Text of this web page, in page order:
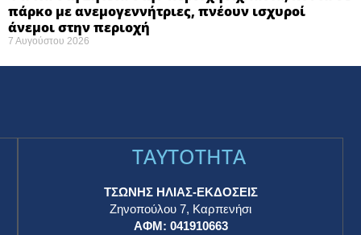
πάρκο με ανεμογεννήτριες, πνέουν ισχυροί
άνεμοι στην περιοχή
7 Αυγούστου 2026
TAYTOTHTA
ΤΣΩΝΗΣ ΗΛΙΑΣ-ΕΚΔΟΣΕΙΣ
Ζηνοπούλου 7, Καρπενήσι
ΑΦΜ: 041910663